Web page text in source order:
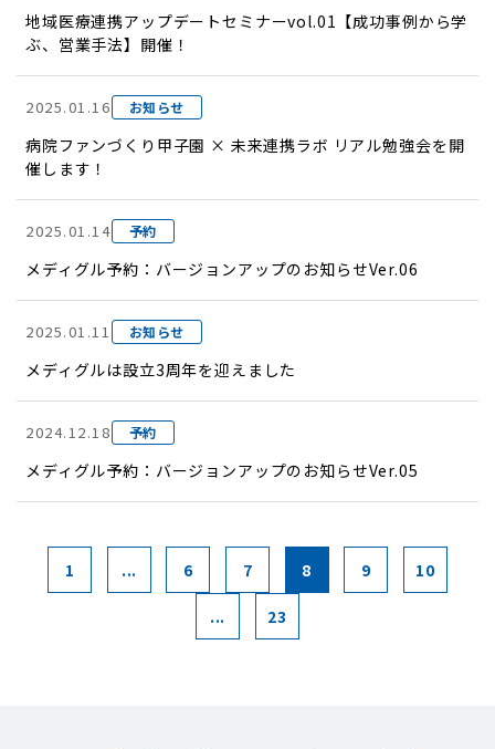
地域医療連携アップデートセミナーvol.01【成功事例から学
ぶ、営業手法】開催！
2025.01.16 お知らせ
病院ファンづくり甲子園 × 未来連携ラボ リアル勉強会を開
催します！
2025.01.14 予約
メディグル予約：バージョンアップのお知らせVer.06
2025.01.11 お知らせ
メディグルは設立3周年を迎えました
2024.12.18 予約
メディグル予約：バージョンアップのお知らせVer.05
1 ... 6 7 8 9 10
... 23